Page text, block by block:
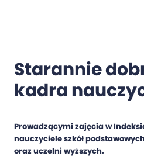
Starannie
kadra
Prowadzącymi zajęcia w
nauczyciele szkół
oraz uczelni wyższych.